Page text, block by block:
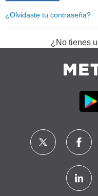
¿Olvidaste tu contraseña?
¿No tienes